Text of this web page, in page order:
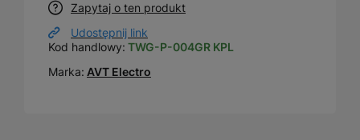
Zapytaj o ten produkt
Udostępnij link
Kod handlowy: TWG-P-004GR KPL
Marka: AVT Electro